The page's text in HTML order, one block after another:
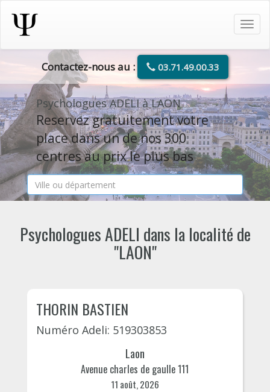
Contactez-nous au : 03.71.49.00.33
Psychologues ADELI à LAON
Reservez gratuitement votre
place dans un de nos 300
centres au prix le plus bas
Psychologues ADELI dans la localité de
"LAON"
THORIN BASTIEN
Numéro Adeli: 519303853
Laon
Avenue charles de gaulle 111
11 août, 2026